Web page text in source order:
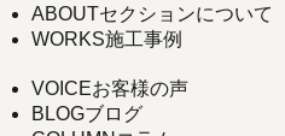
ABOUTセクションについて
WORKS施工事例
VOICEお客様の声
BLOGブログ